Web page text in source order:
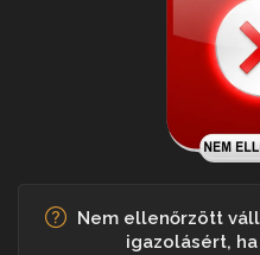
Nem ellenőrzött
igazolásért,